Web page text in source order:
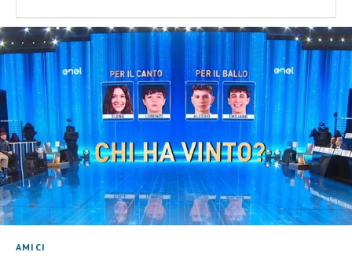
AMICI